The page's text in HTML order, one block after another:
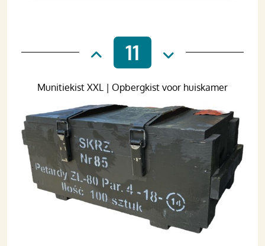
11
Munitiekist XXL | Opbergkist voor huiskamer